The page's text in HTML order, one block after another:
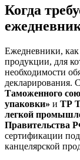
Когда
Ежедневники, как
продукции, для
необходимости
декларирования.
Таможенного
упаковки» и ТР
легкой
Правительства
сертификации
канцелярской